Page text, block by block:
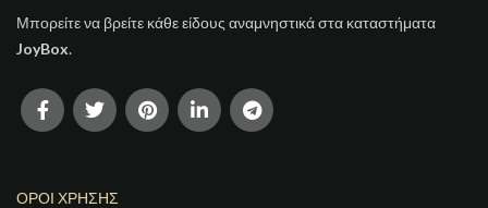
Μπορείτε να βρείτε κάθε είδους αναμνηστικά στα καταστήματα
JoyBox.
ΟΡΟΙ ΧΡΗΣΗΣ